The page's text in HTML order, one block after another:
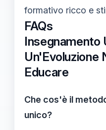
formativo ricco e
FAQs
Insegnamento
Un'Evoluzione
Educare
Che cos'è il
unico?